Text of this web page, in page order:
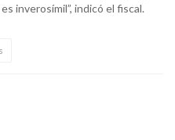
inverosímil”, indicó el fiscal.